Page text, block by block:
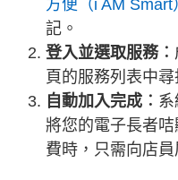
方便（i AM Smart
記。
登入並選取服務︰
頁的服務列表中
自動加入完成︰
將您的電子長者
費時，只需向店